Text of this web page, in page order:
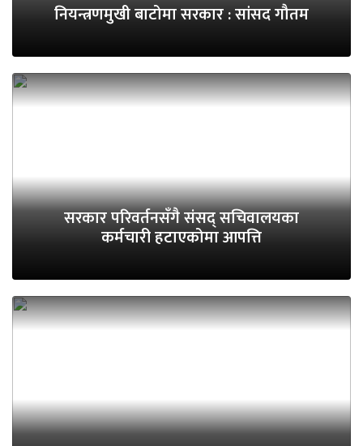
नियन्त्रणमुखी बाटोमा सरकार : सांसद गौतम
सरकार परिवर्तनसँगै संसद् सचिवालयका
कर्मचारी हटाएकोमा आपत्ति